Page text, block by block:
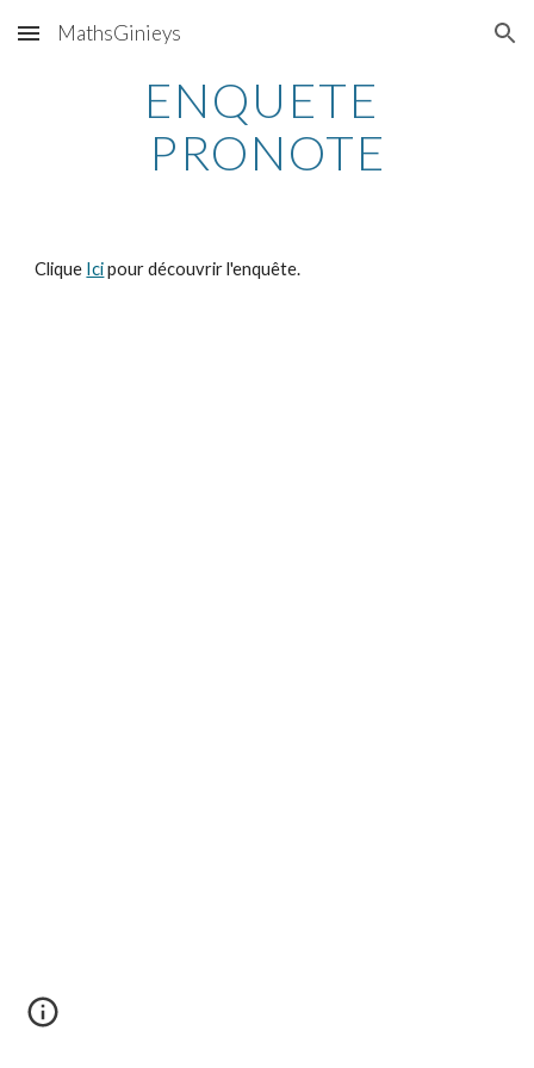
Skip to main content Skip to navigation
MathsGinieys
ENQUETE
PRONOTE
Clique Ici pour découvrir l'enquête.